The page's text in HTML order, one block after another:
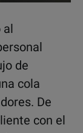
al
de
cola
De
con el